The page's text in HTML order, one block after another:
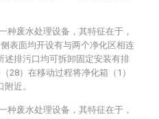
种废水处理设备，其特征在于，
表面均开设有与两个净化区相连
述排污口均可拆卸固定安装有排
28）在移动过程将净化箱（1）
近。
种废水处理设备，其特征在于，